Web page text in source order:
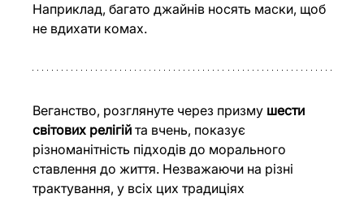
Наприклад, багато джайнів носять маски, щоб
не вдихати комах.
Веганство, розглянуте через призму шести
світових релігій та вчень, показує
різноманітність підходів до морального
ставлення до життя. Незважаючи на різні
трактування, у всіх цих традиціях